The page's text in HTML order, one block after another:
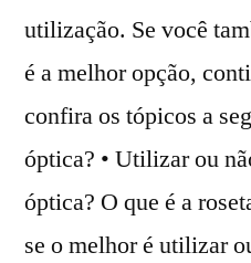
utilização. Se você
é a melhor opção,
confira os tópicos a
óptica? • Utilizar ou
óptica? O que é a
se o melhor é utilizar